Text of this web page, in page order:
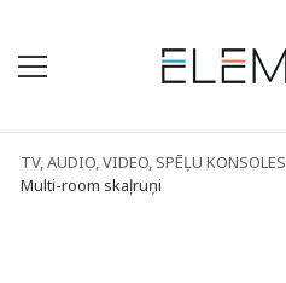
TV, AUDIO, VIDEO, SPĒĻU KONSOLES
Multi-room skaļruņi